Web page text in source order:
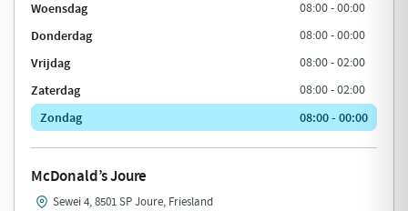
Woensdag 08:00 - 00:00
Donderdag 08:00 - 00:00
Vrijdag 08:00 - 02:00
Zaterdag 08:00 - 02:00
Zondag 08:00 - 00:00
McDonald’s Joure
Sewei 4, 8501 SP Joure, Friesland